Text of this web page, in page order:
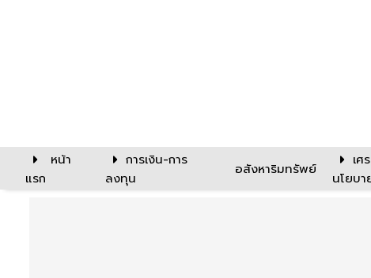
หน้า
แรก
การเงิน-การ
ลงทุน
อสังหาริมทรัพย์
เศ
นโยบา